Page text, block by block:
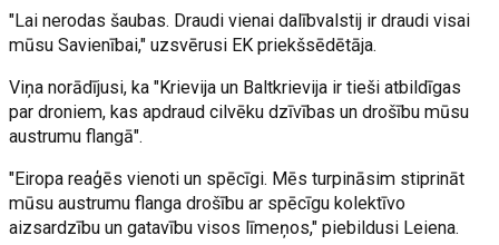
"Lai nerodas šaubas. Draudi vienai dalībvalstij ir draudi visai
mūsu Savienībai," uzsvērusi EK priekšsēdētāja.
Viņa norādījusi, ka "Krievija un Baltkrievija ir tieši atbildīgas
par droniem, kas apdraud cilvēku dzīvības un drošību mūsu
austrumu flangā".
"Eiropa reaģēs vienoti un spēcīgi. Mēs turpināsim stiprināt
mūsu austrumu flanga drošību ar spēcīgu kolektīvo
aizsardzību un gatavību visos līmeņos," piebildusi Leiena.